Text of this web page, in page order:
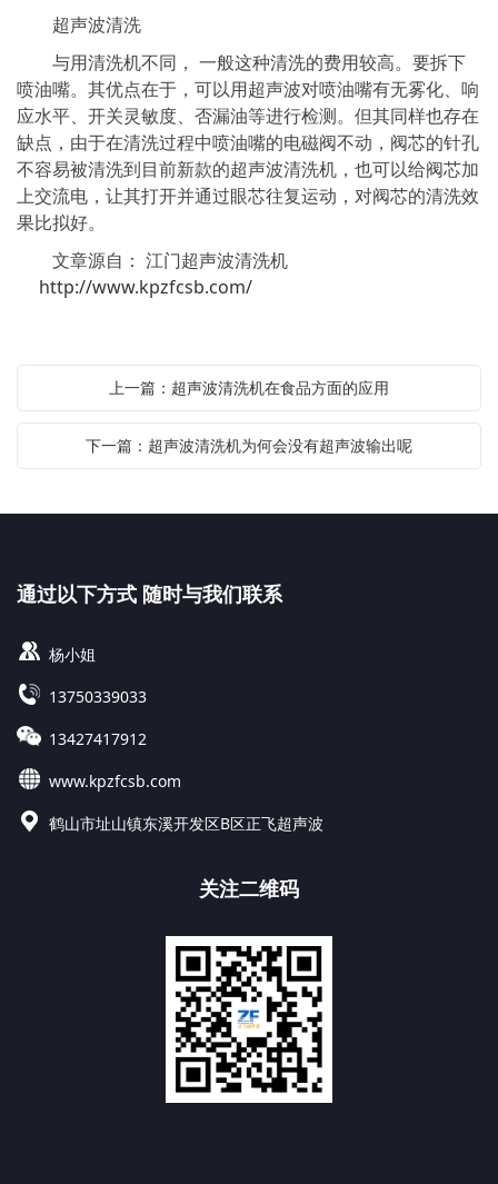
超声波清洗
与用清洗机不同， 一般这种清洗的费用较高。要拆下
喷油嘴。其优点在于，可以用超声波对喷油嘴有无雾化、响
应水平、开关灵敏度、否漏油等进行检测。但其同样也存在
缺点，由于在清洗过程中喷油嘴的电磁阀不动，阀芯的针孔
不容易被清洗到目前新款的超声波清洗机，也可以给阀芯加
上交流电，让其打开并通过眼芯往复运动，对阀芯的清洗效
果比拟好。
文章源自： 江门超声波清洗机
http://www.kpzfcsb.com/
上一篇：超声波清洗机在食品方面的应用
下一篇：超声波清洗机为何会没有超声波输出呢
通过以下方式 随时与我们联系
杨小姐
13750339033
13427417912
www.kpzfcsb.com
鹤山市址山镇东溪开发区B区正飞超声波
关注二维码